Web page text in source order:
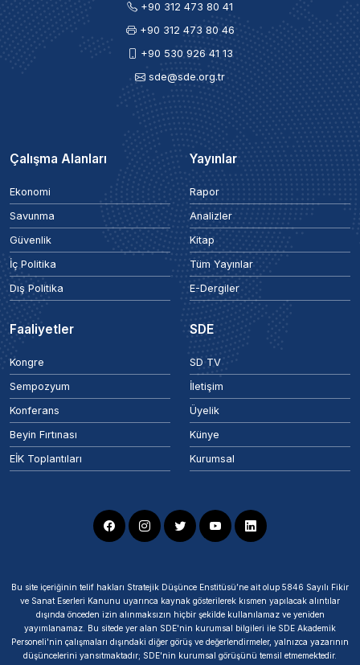
+90 312 473 80 41
+90 312 473 80 46
+90 530 926 41 13
sde@sde.org.tr
Çalışma Alanları
Ekonomi
Savunma
Güvenlik
İç Politika
Dış Politika
Yayınlar
Rapor
Analizler
Kitap
Tüm Yayınlar
E-Dergiler
Faaliyetler
Kongre
Sempozyum
Konferans
Beyin Fırtınası
EİK Toplantıları
SDE
SD TV
İletişim
Üyelik
Künye
Kurumsal
Bu site içeriğinin telif hakları Stratejik Düşünce Enstitüsü’ne ait olup 5846 Sayılı Fikir
ve Sanat Eserleri Kanunu uyarınca kaynak gösterilerek kısmen yapılacak alıntılar
dışında önceden izin alınmaksızın hiçbir şekilde kullanılamaz ve yeniden
yayımlanamaz. Bu sitede yer alan SDE'nin kurumsal bilgileri ile SDE Akademik
Personeli'nin çalışmaları dışındaki diğer görüş ve değerlendirmeler, yalnızca yazarının
düşüncelerini yansıtmaktadır; SDE'nin kurumsal görüşünü temsil etmemektedir.